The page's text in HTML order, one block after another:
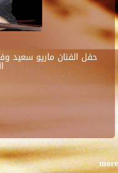
حفل الفنان ماريو سعيد
more